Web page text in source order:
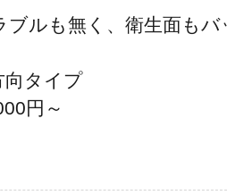
ブルも無く、衛生面もバ
向タイプ
円～